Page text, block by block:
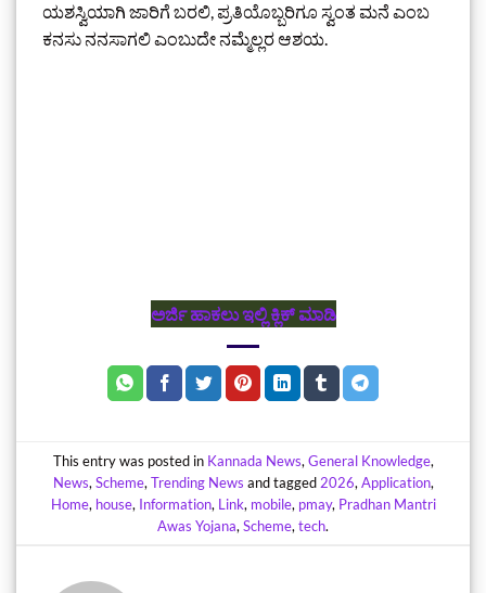
ಯಶಸ್ವಿಯಾಗಿ ಜಾರಿಗೆ ಬರಲಿ, ಪ್ರತಿಯೊಬ್ಬರಿಗೂ ಸ್ವಂತ ಮನೆ ಎಂಬ
ಕನಸು ನನಸಾಗಲಿ ಎಂಬುದೇ ನಮ್ಮೆಲ್ಲರ ಆಶಯ.
ಅರ್ಜಿ ಹಾಕಲು ಇಲ್ಲಿ ಕ್ಲಿಕ್‌ ಮಾಡಿ
This entry was posted in Kannada News, General Knowledge,
News, Scheme, Trending News and tagged 2026, Application,
Home, house, Information, Link, mobile, pmay, Pradhan Mantri
Awas Yojana, Scheme, tech.